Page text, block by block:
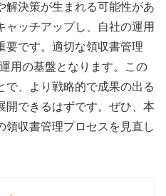
解決策が生まれる可能性があ
ャッチアップし、自社の運用
要です。適切な領収書管理
用の基盤となります。この
で、より戦略的で成果の出る
開できるはずです。ぜひ、本
領収書管理プロセスを見直し